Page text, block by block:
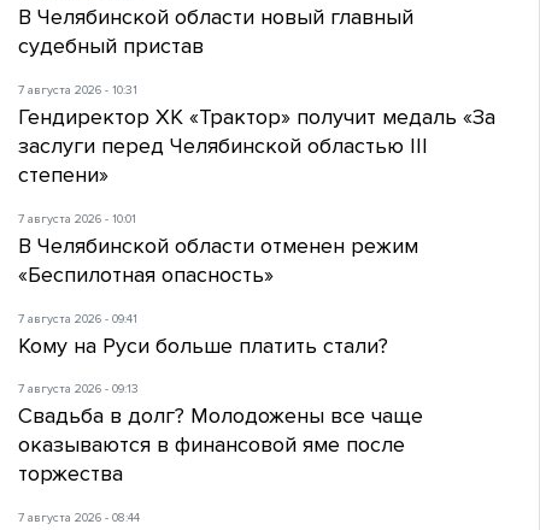
В Челябинской области новый главный
судебный пристав
7 августа 2026 - 10:31
Гендиректор ХК «Трактор» получит медаль «За
заслуги перед Челябинской областью III
степени»
7 августа 2026 - 10:01
В Челябинской области отменен режим
«Беспилотная опасность»
7 августа 2026 - 09:41
Кому на Руси больше платить стали?
7 августа 2026 - 09:13
Свадьба в долг? Молодожены все чаще
оказываются в финансовой яме после
торжества
7 августа 2026 - 08:44